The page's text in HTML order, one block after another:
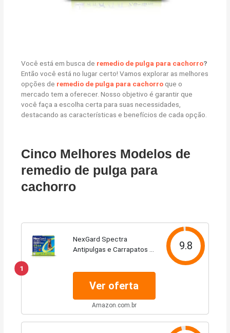
Você está em busca de remedio de pulga para cachorro?
Então você está no lugar certo! Vamos explorar as melhores
opções de remedio de pulga para cachorroque o
mercado tem a oferecer. Nosso objetivo é garantir que
você faça a escolha certa para suas necessidades,
destacando as características e benefícios de cada opção.
Cinco Melhores Modelos de
remedio de pulga para
cachorro
1
NexGard Spectra
Antipulgas e Carrapatos e
9.8
Ver oferta
Amazon.com.br